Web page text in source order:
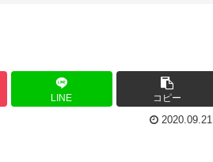
LINE コピー
2020.09.21